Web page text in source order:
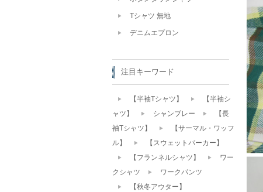
Tシャツ 無地
デニムエプロン
注目キーワード
【半袖Tシャツ】
【半袖シ
ャツ】
シャンブレー
【長
袖Tシャツ】
【サーマル・ワッフ
ル】
【スウェットパーカー】
【フランネルシャツ】
ワー
クシャツ
ワークパンツ
【秋冬アウター】